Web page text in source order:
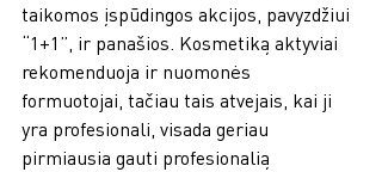
taikomos įspūdingos akcijos, pavyzdžiui
“1+1”, ir panašios. Kosmetiką aktyviai
rekomenduoja ir nuomonės
formuotojai, tačiau tais atvejais, kai ji
yra profesionali, visada geriau
pirmiausia gauti profesionalią